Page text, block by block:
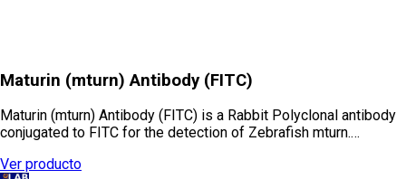
Maturin (mturn) Antibody (FITC)
Maturin (mturn) Antibody (FITC) is a Rabbit Polyclonal antibody
conjugated to FITC for the detection of Zebrafish mturn.…
Ver producto